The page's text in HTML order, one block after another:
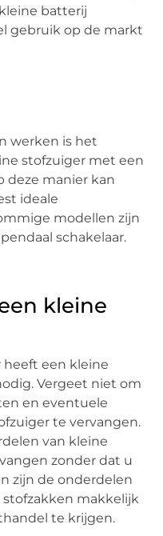
batterij
gebruik op de markt
werken is het
stofzuiger met een
deze manier kan
ideale
modellen zijn
schakelaar.
kleine
heeft een kleine
Vergeet niet om
en eventuele
te vervangen.
van kleine
zonder dat u
zijn de onderdelen
stofzakken makkelijk
te krijgen.